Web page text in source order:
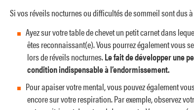
Si vos réveils nocturnes ou difficultés de sommeil sont dus
Ayez sur votre table de chevet un petit carnet dans
êtes reconnaissant(e). Vous pourrez également vous
lors de réveils nocturnes.Le fait de développer une
condition indispensable à l’endormissement.
Pour apaiser votre mental, vous pouvez également
encore sur votre respiration. Par exemple, observez